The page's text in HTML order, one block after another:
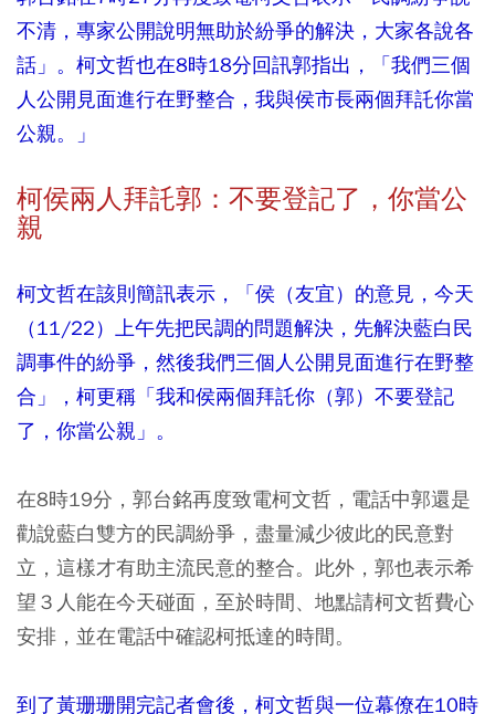
不清，專家公開說明無助於紛爭的解決，大家各說各
話」。柯文哲也在8時18分回訊郭指出，「我們三個
人公開見面進行在野整合，我與侯市長兩個拜託你當
公親。」
柯侯兩人拜託郭：不要登記了，你當公
親
柯文哲在該則簡訊表示，「侯（友宜）的意見，今天
（11/22）上午先把民調的問題解決，先解決藍白民
調事件的紛爭，然後我們三個人公開見面進行在野整
合」，柯更稱「我和侯兩個拜託你（郭）不要登記
了，你當公親」。
在8時19分，郭台銘再度致電柯文哲 ，電話中郭還是
勸說藍白雙方的民調紛爭，盡量減少彼此的民意對
立，這樣才有助主流民意的整合。此外，郭也表示希
望３人能在今天碰面，至於時間、地點請柯文哲費心
安排，並在電話中確認 柯抵達的時間。
到了黃珊珊開完記者會後，柯文哲與一位幕僚在10時